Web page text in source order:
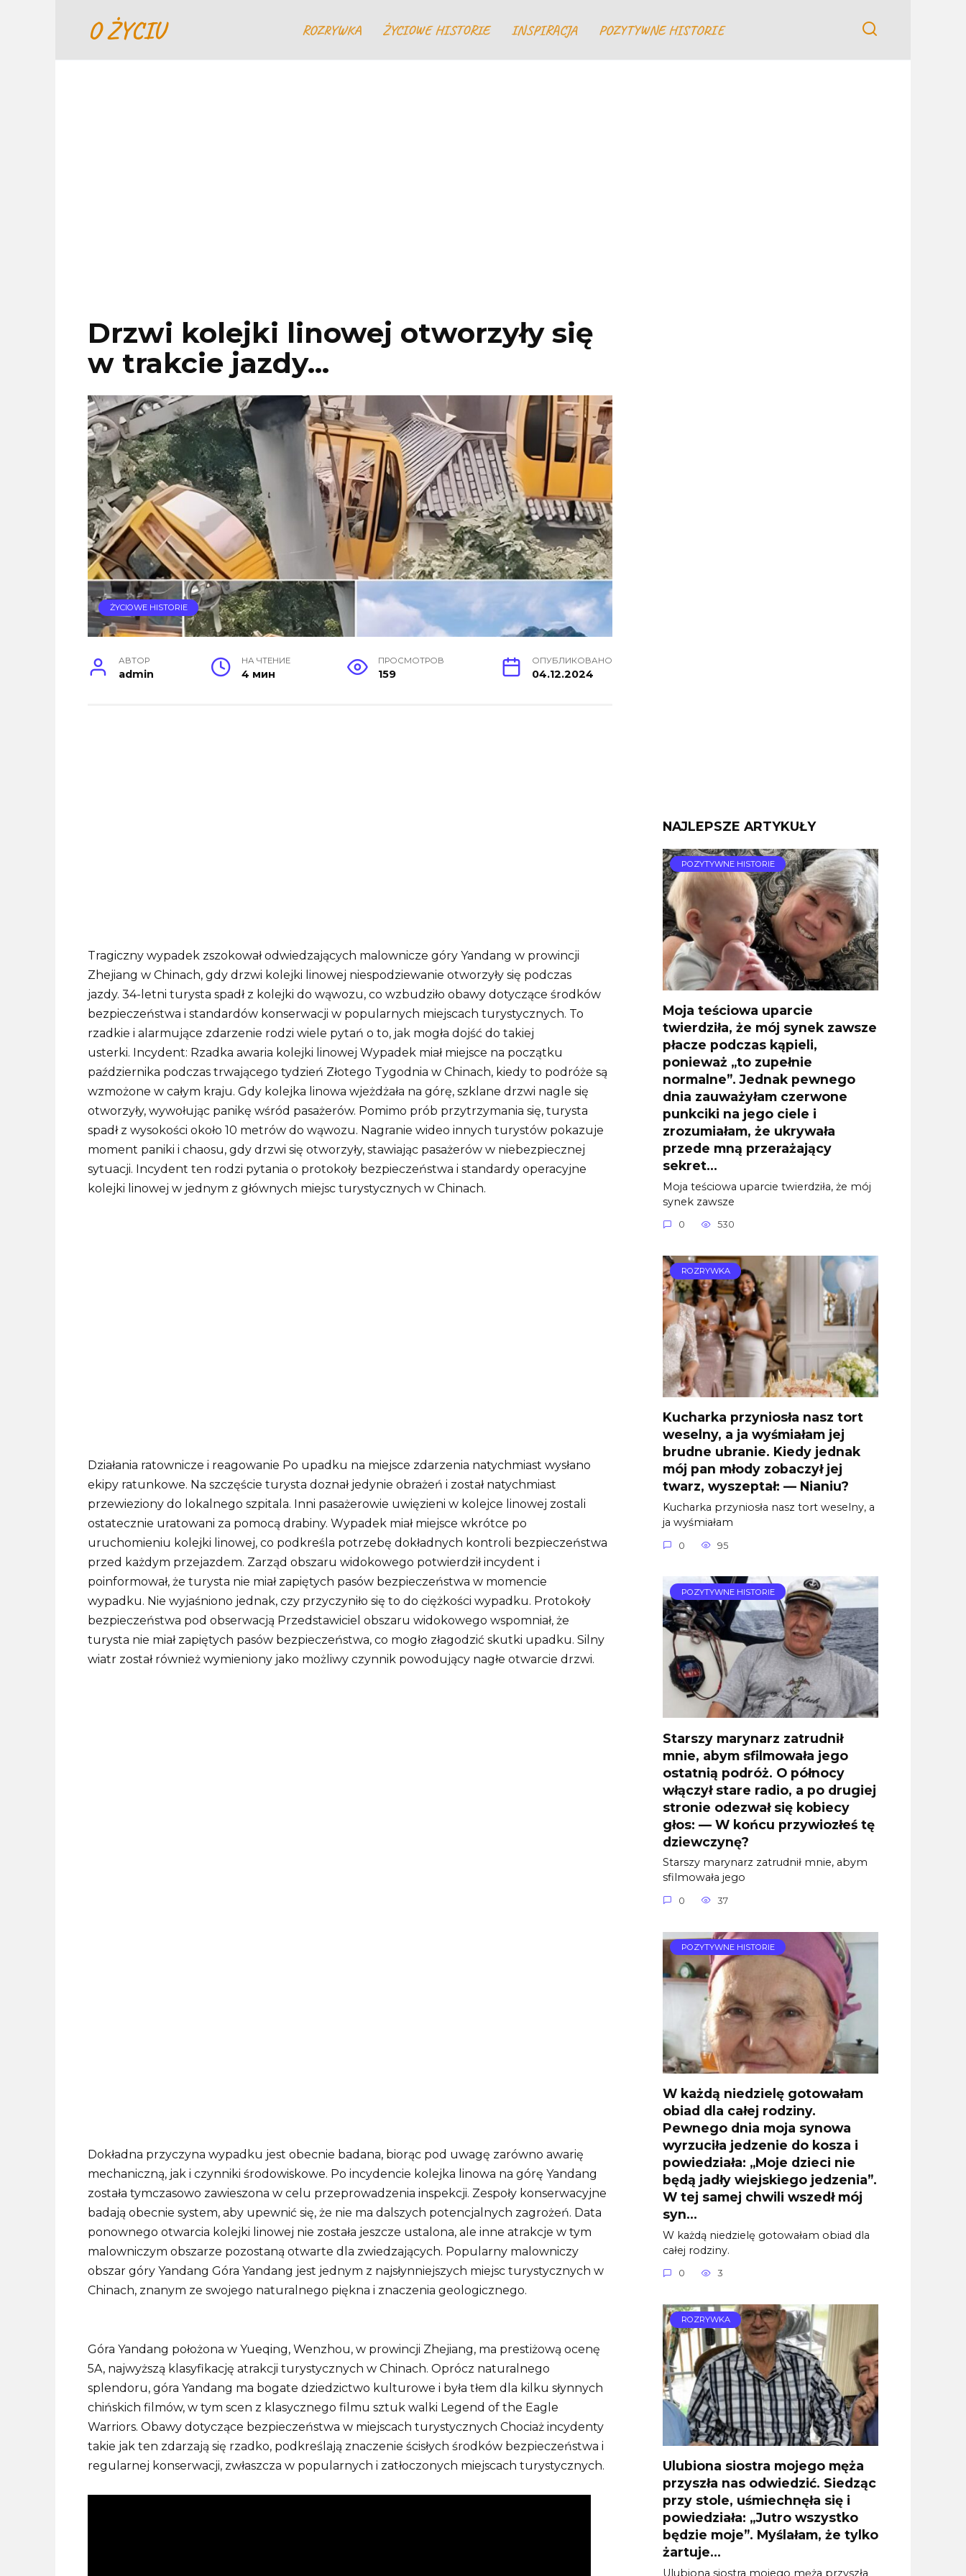
O ŻYCIU ROZRYWKA ŻYCIOWE HISTORIE INSPIRACJA POZYTYWNE HISTORIE
Drzwi kolejki linowej otworzyły się
w trakcie jazdy…
ŻYCIOWE HISTORIE
АВТОР
admin
НА ЧТЕНИЕ
4 мин
ПРОСМОТРОВ
159
ОПУБЛИКОВАНО
04.12.2024
Tragiczny wypadek zszokował odwiedzających malownicze góry Yandang w prowincji
Zhejiang w Chinach, gdy drzwi kolejki linowej niespodziewanie otworzyły się podczas
jazdy. 34-letni turysta spadł z kolejki do wąwozu, co wzbudziło obawy dotyczące środków
bezpieczeństwa i standardów konserwacji w popularnych miejscach turystycznych. To
rzadkie i alarmujące zdarzenie rodzi wiele pytań o to, jak mogła dojść do takiej
usterki. Incydent: Rzadka awaria kolejki linowej Wypadek miał miejsce na początku
października podczas trwającego tydzień Złotego Tygodnia w Chinach, kiedy to podróże są
wzmożone w całym kraju. Gdy kolejka linowa wjeżdżała na górę, szklane drzwi nagle się
otworzyły, wywołując panikę wśród pasażerów. Pomimo prób przytrzymania się, turysta
spadł z wysokości około 10 metrów do wąwozu. Nagranie wideo innych turystów pokazuje
moment paniki i chaosu, gdy drzwi się otworzyły, stawiając pasażerów w niebezpiecznej
sytuacji. Incydent ten rodzi pytania o protokoły bezpieczeństwa i standardy operacyjne
kolejki linowej w jednym z głównych miejsc turystycznych w Chinach.
Działania ratownicze i reagowanie Po upadku na miejsce zdarzenia natychmiast wysłano
ekipy ratunkowe. Na szczęście turysta doznał jedynie obrażeń i został natychmiast
przewieziony do lokalnego szpitala. Inni pasażerowie uwięzieni w kolejce linowej zostali
ostatecznie uratowani za pomocą drabiny. Wypadek miał miejsce wkrótce po
uruchomieniu kolejki linowej, co podkreśla potrzebę dokładnych kontroli bezpieczeństwa
przed każdym przejazdem. Zarząd obszaru widokowego potwierdził incydent i
poinformował, że turysta nie miał zapiętych pasów bezpieczeństwa w momencie
wypadku. Nie wyjaśniono jednak, czy przyczyniło się to do ciężkości wypadku. Protokoły
bezpieczeństwa pod obserwacją Przedstawiciel obszaru widokowego wspomniał, że
turysta nie miał zapiętych pasów bezpieczeństwa, co mogło złagodzić skutki upadku. Silny
wiatr został również wymieniony jako możliwy czynnik powodujący nagłe otwarcie drzwi.
Dokładna przyczyna wypadku jest obecnie badana, biorąc pod uwagę zarówno awarię
mechaniczną, jak i czynniki środowiskowe. Po incydencie kolejka linowa na górę Yandang
została tymczasowo zawieszona w celu przeprowadzenia inspekcji. Zespoły konserwacyjne
badają obecnie system, aby upewnić się, że nie ma dalszych potencjalnych zagrożeń. Data
ponownego otwarcia kolejki linowej nie została jeszcze ustalona, ​​ale inne atrakcje w tym
malowniczym obszarze pozostaną otwarte dla zwiedzających. Popularny malowniczy
obszar góry Yandang Góra Yandang jest jednym z najsłynniejszych miejsc turystycznych w
Chinach, znanym ze swojego naturalnego piękna i znaczenia geologicznego.
Góra Yandang położona w Yueqing, Wenzhou, w prowincji Zhejiang, ma prestiżową ocenę
5A, najwyższą klasyfikację atrakcji turystycznych w Chinach. Oprócz naturalnego
splendoru, góra Yandang ma bogate dziedzictwo kulturowe i była tłem dla kilku słynnych
chińskich filmów, w tym scen z klasycznego filmu sztuk walki Legend of the Eagle
Warriors. Obawy dotyczące bezpieczeństwa w miejscach turystycznych Chociaż incydenty
takie jak ten zdarzają się rzadko, podkreślają znaczenie ścisłych środków bezpieczeństwa i
regularnej konserwacji, zwłaszcza w popularnych i zatłoczonych miejscach turystycznych.
NAJLEPSZE ARTYKUŁY
POZYTYWNE HISTORIE
Moja teściowa uparcie
twierdziła, że mój synek zawsze
płacze podczas kąpieli,
ponieważ „to zupełnie
normalne”. Jednak pewnego
dnia zauważyłam czerwone
punkciki na jego ciele i
zrozumiałam, że ukrywała
przede mną przerażający
sekret…
Moja teściowa uparcie twierdziła, że mój
synek zawsze
0 530
ROZRYWKA
Kucharka przyniosła nasz tort
weselny, a ja wyśmiałam jej
brudne ubranie. Kiedy jednak
mój pan młody zobaczył jej
twarz, wyszeptał: — Nianiu?
Kucharka przyniosła nasz tort weselny, a
ja wyśmiałam
0 95
POZYTYWNE HISTORIE
Starszy marynarz zatrudnił
mnie, abym sfilmowała jego
ostatnią podróż. O północy
włączył stare radio, a po drugiej
stronie odezwał się kobiecy
głos: — W końcu przywiozłeś tę
dziewczynę?
Starszy marynarz zatrudnił mnie, abym
sfilmowała jego
0 37
POZYTYWNE HISTORIE
W każdą niedzielę gotowałam
obiad dla całej rodziny.
Pewnego dnia moja synowa
wyrzuciła jedzenie do kosza i
powiedziała: „Moje dzieci nie
będą jadły wiejskiego jedzenia”.
W tej samej chwili wszedł mój
syn…
W każdą niedzielę gotowałam obiad dla
całej rodziny.
0 3
ROZRYWKA
Ulubiona siostra mojego męża
przyszła nas odwiedzić. Siedząc
przy stole, uśmiechnęła się i
powiedziała: „Jutro wszystko
będzie moje”. Myślałam, że tylko
żartuje…
Ulubiona siostra mojego męża przyszła